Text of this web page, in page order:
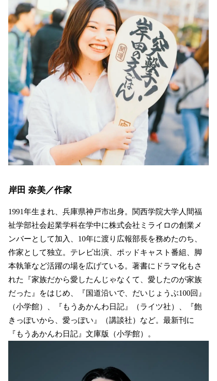
岸田 奈美／作家
1991年生まれ、兵庫県神戸市出身。関西学院大学人間福
祉学部社会起業学科在学中に株式会社ミライロの創業メ
ンバーとして加入、10年に渡り広報部長を務めたのち、
作家として独立。テレビ出演、ポッドキャスト番組、脚
本執筆など活躍の場を広げている。著書にドラマ化もさ
れた『家族だから愛したんじゃなくて、愛したのが家族
だった』をはじめ、『国道沿いで、だいじょうぶ100回』
（小学館）、『もうあかんわ日記』（ライツ社）、『飽
きっぽいから、愛っぽい』（講談社）など。最新刊に
『もうあかんわ日記』文庫版（小学館）。